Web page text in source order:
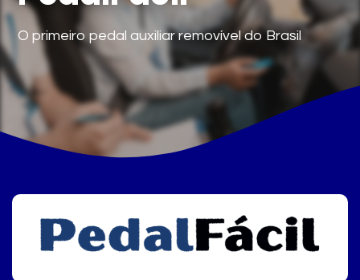
O primeiro pedal auxiliar removível do Brasil